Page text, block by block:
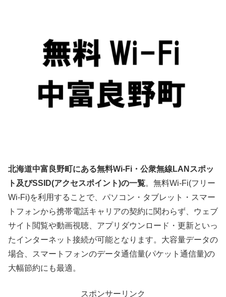
北海道中富良野町にある無料Wi-Fi・公衆無線LANスポッ
ト及びSSID(アクセスポイント)の一覧。無料Wi-Fi(フリー
Wi-Fi)を利用することで、パソコン・タブレット・スマー
トフォンから携帯電話キャリアの契約に関わらず、ウェブ
サイト閲覧や動画視聴、アプリダウンロード・更新といっ
たインターネット接続が可能となります。大容量データの
場合、スマートフォンのデータ通信量(パケット通信量)の
大幅節約にも最適。
スポンサーリンク